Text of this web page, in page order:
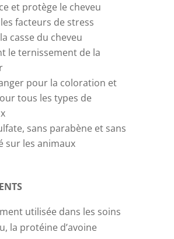
et protège le cheveu
facteurs de stress
casse du cheveu
le ternissement de la
pour la coloration et
tous les types de
sans parabène et sans
sur les animaux
utilisée dans les soins
la protéine d’avoine